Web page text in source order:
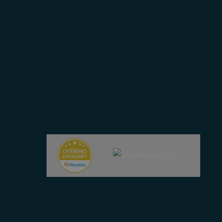
Webové stránky nelze
lidmi a roboty. To je pro
o používání jejich
lidmi a roboty. To je pro
o používání jejich
v nákupním košíku
PHP. Toto je